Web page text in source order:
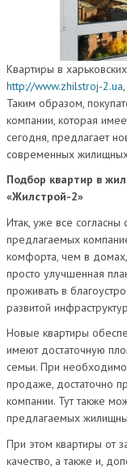
Квартиры в
http://www.zhilstroj-2.ua
Таким образом,
компании, которая
сегодня, предлагает
современных
Подбор квартир в
«Жилстрой-2»
Итак, уже все согласны
предлагаемых
комфорта, чем в
просто улучшенная
проживать в
развитой
Новые квартиры
имеют достаточную
семьи. При
продаже, достаточно
компании. Тут также
предлагаемых
При этом квартиры от
качество, а также и,